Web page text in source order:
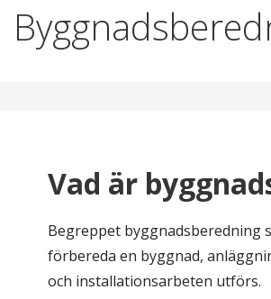
Vad är
Begreppet byggnadsberedning
förbereda en byggnad,
och installationsarbeten utförs.